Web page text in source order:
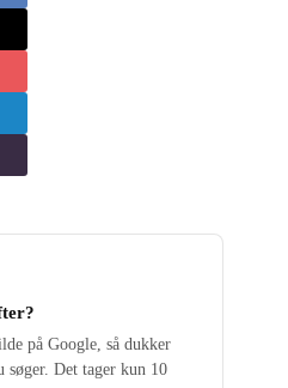
på Google, så dukker
Det tager kun 10